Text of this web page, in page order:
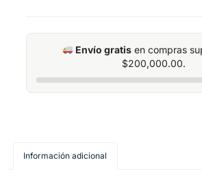
Envío gratis en compras
$200,000.00.
Información adicional